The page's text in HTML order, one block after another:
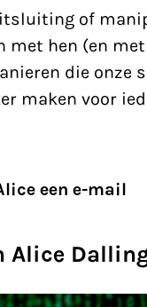
of
met hen (en
die onze
maken voor
een e-mail
Alice